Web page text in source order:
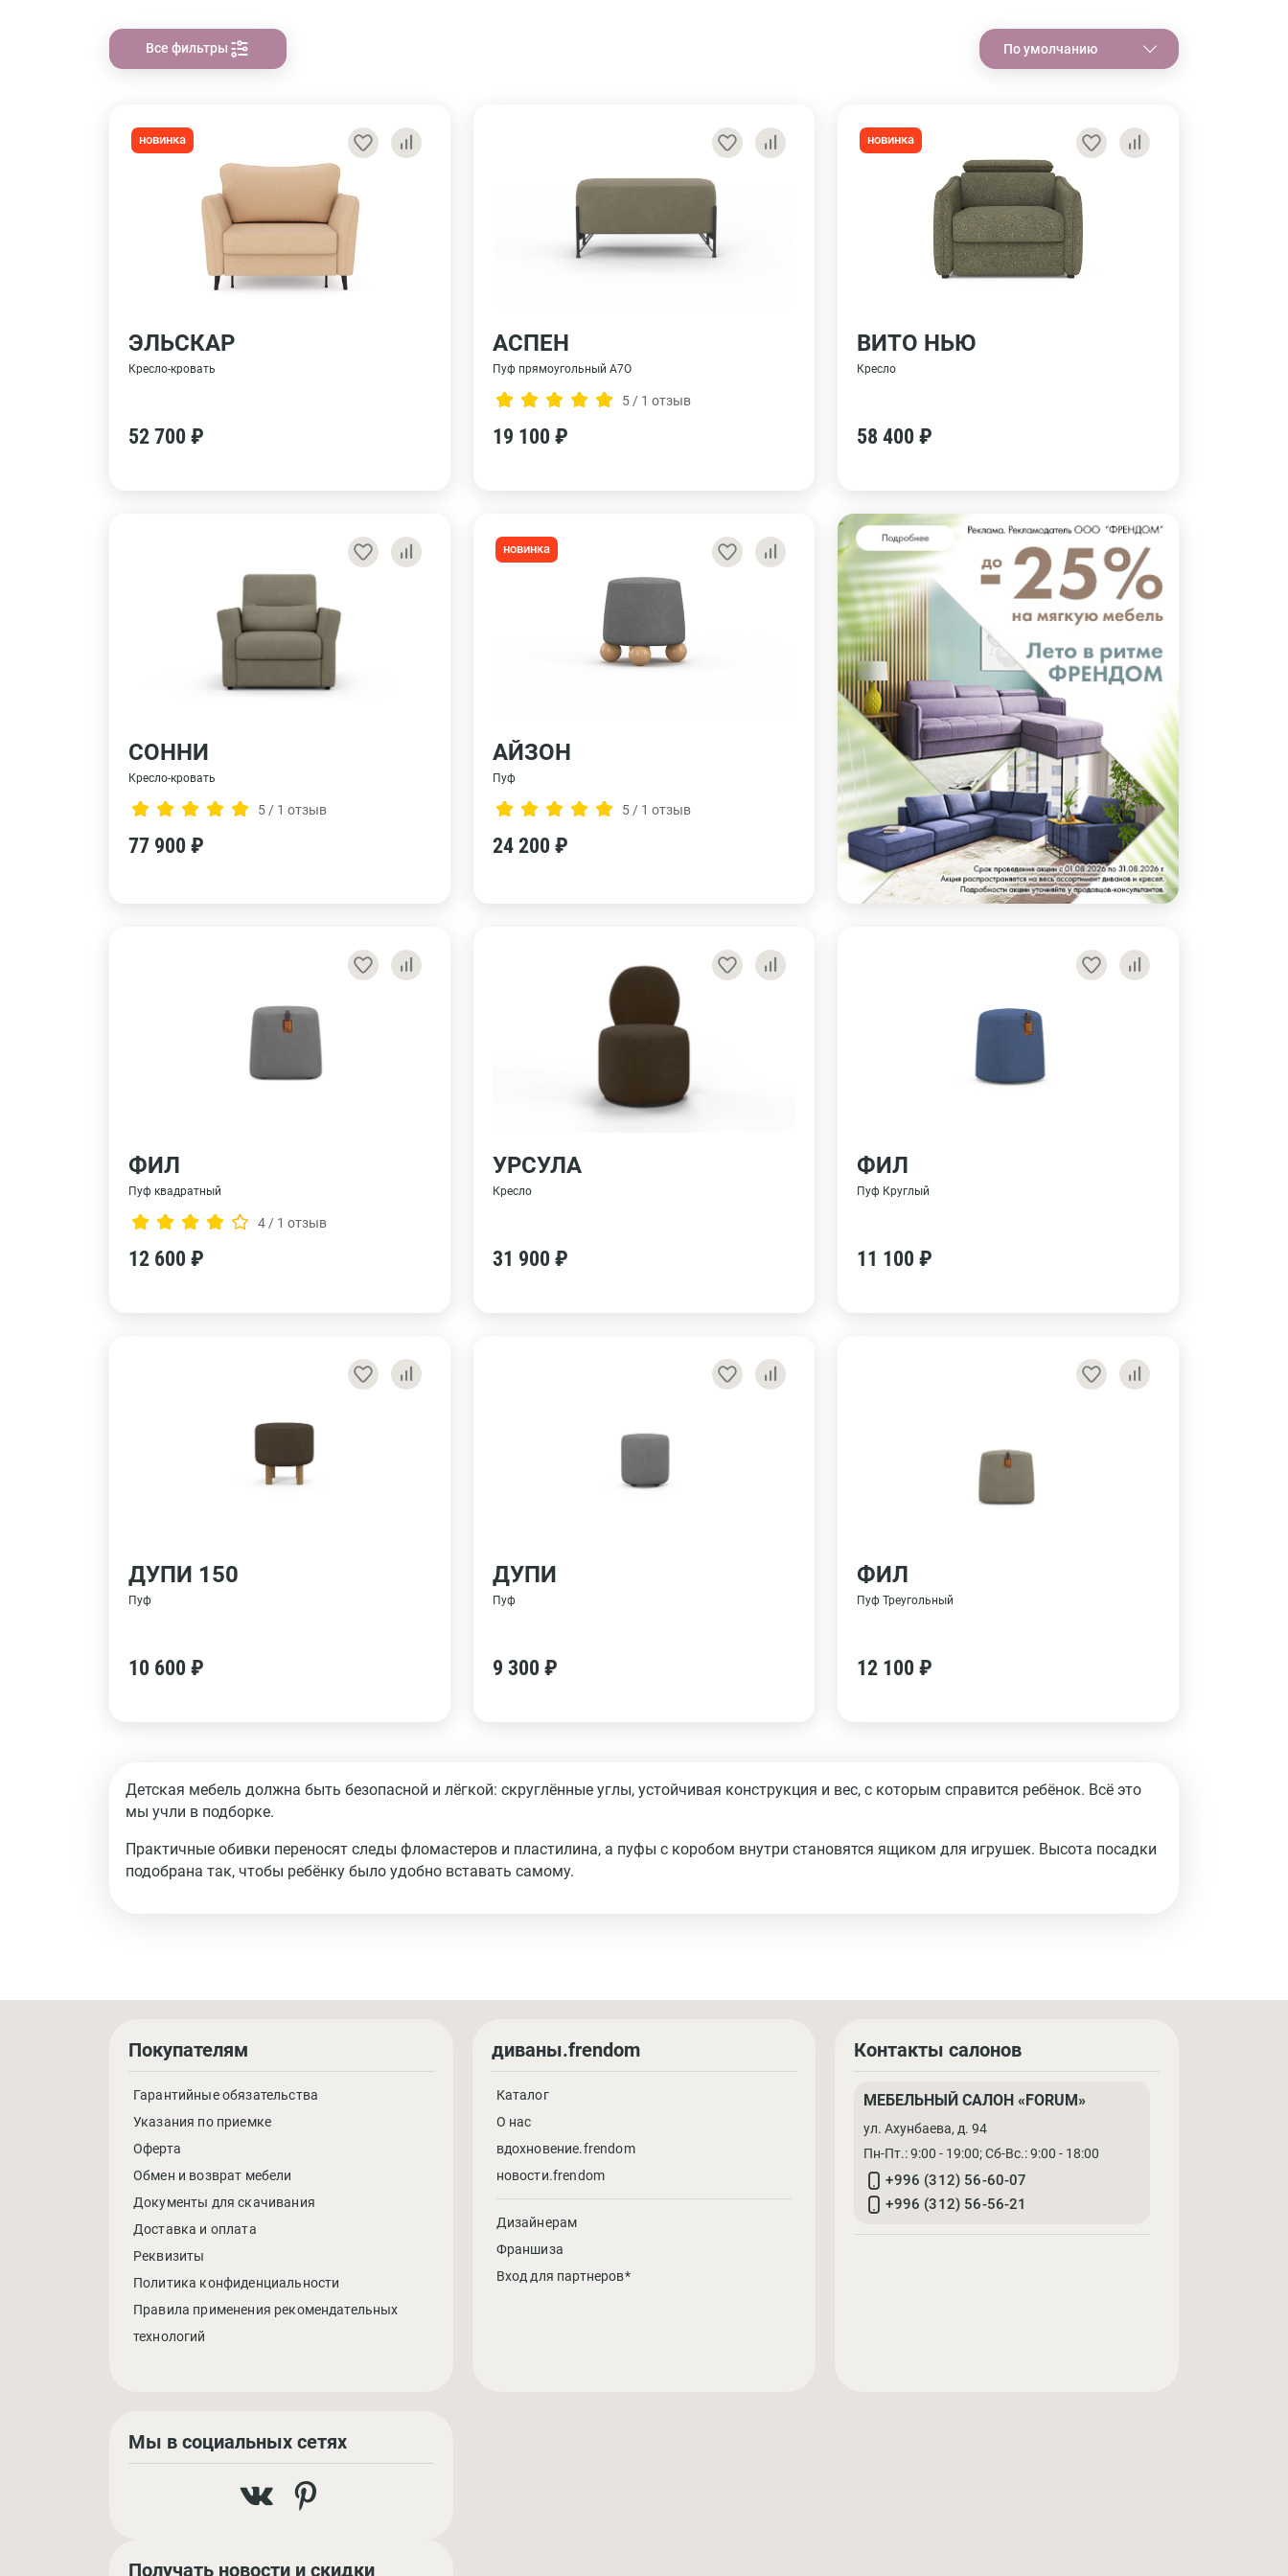
Все фильтры По умолчанию
новинка
ЭЛЬСКАР
Кресло-кровать
52 700 ₽
АСПЕН
Пуф прямоугольный А7О
5 / 1 отзыв
19 100 ₽
новинка
ВИТО НЬЮ
Кресло
58 400 ₽
СОННИ
Кресло-кровать
5 / 1 отзыв
77 900 ₽
новинка
АЙЗОН
Пуф
5 / 1 отзыв
24 200 ₽
ФИЛ
Пуф квадратный
4 / 1 отзыв
12 600 ₽
УРСУЛА
Кресло
31 900 ₽
ФИЛ
Пуф Круглый
11 100 ₽
ДУПИ 150
Пуф
10 600 ₽
ДУПИ
Пуф
9 300 ₽
ФИЛ
Пуф Треугольный
12 100 ₽
Детская мебель должна быть безопасной и лёгкой: скруглённые углы, устойчивая конструкция и вес, с которым справится ребёнок. Всё это
мы учли в подборке.
Практичные обивки переносят следы фломастеров и пластилина, а пуфы с коробом внутри становятся ящиком для игрушек. Высота посадки
подобрана так, чтобы ребёнку было удобно вставать самому.
Покупателям
Гарантийные обязательства
Указания по приемке
Оферта
Обмен и возврат мебели
Документы для скачивания
Доставка и оплата
Реквизиты
Политика конфиденциальности
Правила применения рекомендательных
технологий
диваны.frendom
Каталог
О нас
вдохновение.frendom
новости.frendom
Дизайнерам
Франшиза
Вход для партнеров*
Контакты салонов
МЕБЕЛЬНЫЙ САЛОН «FORUM»
ул. Ахунбаева, д. 94
Пн-Пт.: 9:00 - 19:00; Cб-Вс.: 9:00 - 18:00
+996 (312) 56-60-07
+996 (312) 56-56-21
Мы в социальных сетях
Получать новости и скидки